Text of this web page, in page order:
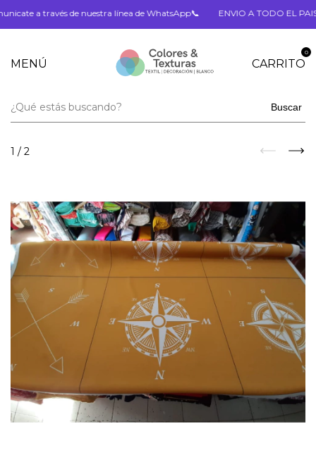
a través de nuestra línea de WhatsApp📞 ENVIO A TODO EL PAIS 🎁❤️
MENÚ CARRITO
0
Buscar
1 / 2